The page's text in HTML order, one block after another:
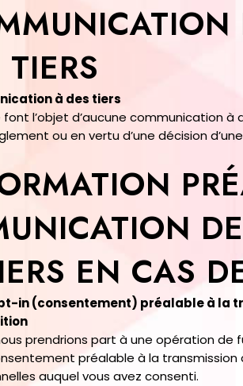
à des tiers
font l’objet d’aucune communication
ou en vertu d’une décision
EN CAS
in (consentement) préalable à la
prendrions part à une opération
préalable à la
auquel vous avez consenti.